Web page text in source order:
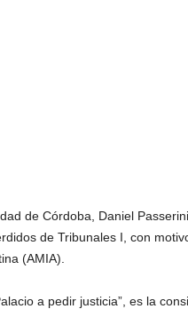
de Córdoba, Daniel
de Tribunales I, con
(AMIA).
a pedir justicia”, es la